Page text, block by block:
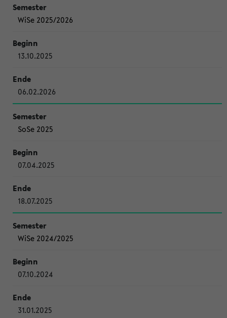
WiSe 2025/2026
13.10.2025
06.02.2026
SoSe 2025
07.04.2025
18.07.2025
WiSe 2024/2025
07.10.2024
31.01.2025